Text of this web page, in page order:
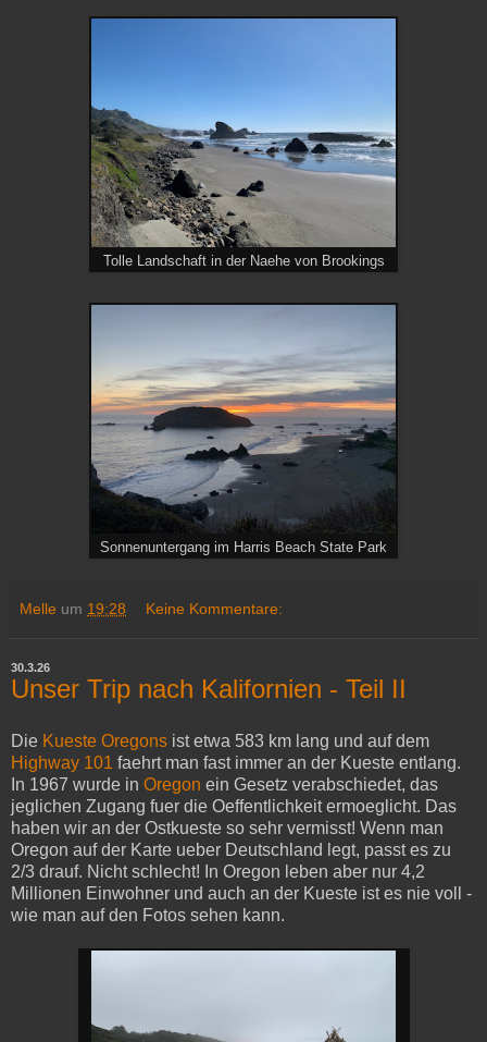
Tolle Landschaft in der Naehe von Brookings
Sonnenuntergang im Harris Beach State Park
Melle um 19:28 Keine Kommentare:
30.3.26
Unser Trip nach Kalifornien - Teil II
Die Kueste Oregons ist etwa 583 km lang und auf dem
Highway 101 faehrt man fast immer an der Kueste entlang.
In 1967 wurde in Oregon ein Gesetz verabschiedet, das
jeglichen Zugang fuer die Oeffentlichkeit ermoeglicht. Das
haben wir an der Ostkueste so sehr vermisst! Wenn man
Oregon auf der Karte ueber Deutschland legt, passt es zu
2/3 drauf. Nicht schlecht! In Oregon leben aber nur 4,2
Millionen Einwohner und auch an der Kueste ist es nie voll -
wie man auf den Fotos sehen kann.